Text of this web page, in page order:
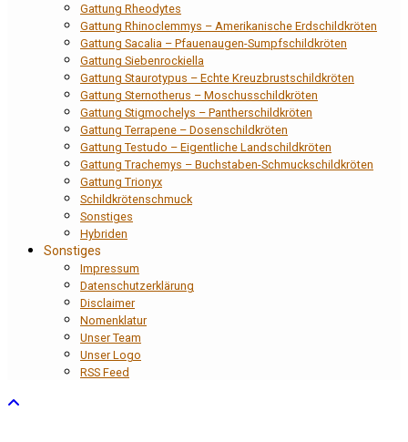
Gattung Rheodytes
Gattung Rhinoclemmys – Amerikanische Erdschildkröten
Gattung Sacalia – Pfauenaugen-Sumpfschildkröten
Gattung Siebenrockiella
Gattung Staurotypus – Echte Kreuzbrustschildkröten
Gattung Sternotherus – Moschusschildkröten
Gattung Stigmochelys – Pantherschildkröten
Gattung Terrapene – Dosenschildkröten
Gattung Testudo – Eigentliche Landschildkröten
Gattung Trachemys – Buchstaben-Schmuckschildkröten
Gattung Trionyx
Schildkrötenschmuck
Sonstiges
Hybriden
Sonstiges
Impressum
Datenschutzerklärung
Disclaimer
Nomenklatur
Unser Team
Unser Logo
RSS Feed